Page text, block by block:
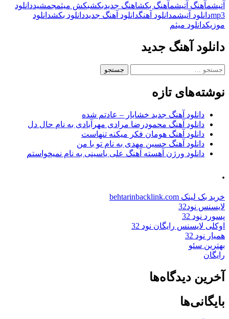
آتیشمآهنگ آتیشمآهنگ بکشاهنگ جدیدبکشبکش میثمجمشیددانلود
mp3دانلود آتیشمدانلود آهنگدانلود آهنگ جدیددانلود بکشدانلود
موزیکدانلود میثم
دانلود آهنگ جدید
جستجو
نوشته‌های تازه
دانلود آهنگ جدید خشایار – عادتم شده
دانلود آهنگ محمودرضا مرادی مهرآبادی به نام حال دل
دانلود آهنگ هومان فکر میکنه تنهاست
دانلود آهنگ حسین مهدی به نام تو با من
دانلود ورژن آهسته آهنگ علی یاسینی به نام نمیخواستم
.
خرید بک لینک behtarinbacklink.com
لایسنس نود32
پسورد نود 32
اوکلی لایسنس رایگان نود 32
همیار نود 32
بهترین سئو
رایگان
آخرین دیدگاه‌ها
بایگانی‌ها